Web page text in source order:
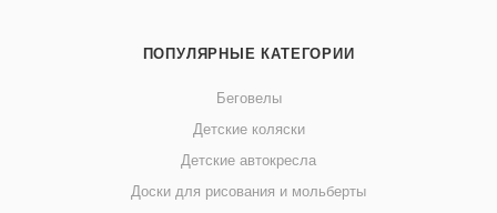
ПОПУЛЯРНЫЕ КАТЕГОРИИ
Беговелы
Детские коляски
Детские автокресла
Доски для рисования и мольберты